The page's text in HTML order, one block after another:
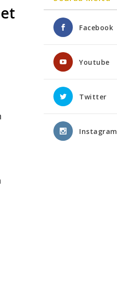
Facebook
Youtube
Twitter
Instagram